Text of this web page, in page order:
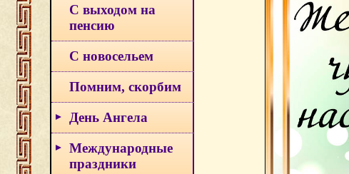
С выходом на
пенсию
С новосельем
Помним, скорбим
День Ангела
Международные
праздники